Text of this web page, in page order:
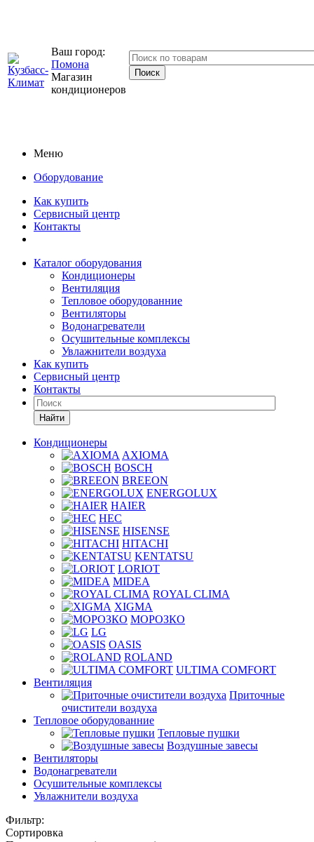
Ваш город:
Помона
Магазин
кондиционеров
Меню
Оборудование
Как купить
Сервисный центр
Контакты
Каталог оборудования
Кондиционеры
Вентиляция
Тепловое оборудованние
Вентиляторы
Водонагреватели
Осушительные комплексы
Увлажнители воздуха
Как купить
Сервисный центр
Контакты
Найти
Кондиционеры
AXIOMA
BOSCH
BREEON
ENERGOLUX
HAIER
HEC
HISENSE
HITACHI
KENTATSU
LORIOT
MIDEA
ROYAL CLIMA
XIGMA
МОРОЗКО
LG
OASIS
ROLAND
ULTIMA COMFORT
Вентиляция
Приточные
очистители воздуха
Тепловое оборудованние
Тепловые пушки
Воздушные завесы
Вентиляторы
Водонагреватели
Осушительные комплексы
Увлажнители воздуха
Фильтр:
Сортировка